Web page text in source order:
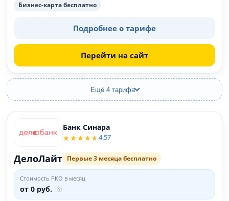
Бизнес-карта бесплатно
Подробнее о тарифе
Перейти на сайт
Ещё 4 тарифа
Банк Синара
4.57
ДелоЛайт Первые 3 месяца бесплатно
Стоимость РКО в месяц
от 0 руб.